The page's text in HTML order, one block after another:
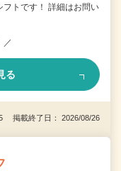
フトです！ 詳細はお問い
／
る
掲載終了日： 2026/08/26